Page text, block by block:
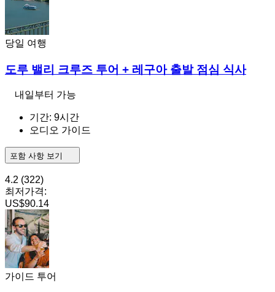
당일 여행
도루 밸리 크루즈 투어 + 레구아 출발 점심 식사
내일부터 가능
기간: 9시간
오디오 가이드
포함 사항 보기
4.2 (322)
최저가격:
US$90.14
가이드 투어